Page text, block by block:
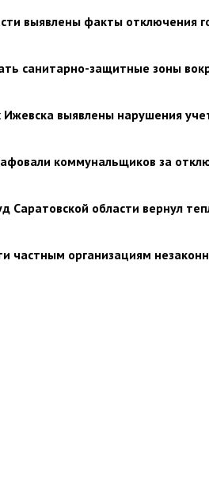
выявлены факты отключения
санитарно-защитные зоны
Ижевска выявлены нарушения
коммунальщиков за
Саратовской области вернул
частным организациям